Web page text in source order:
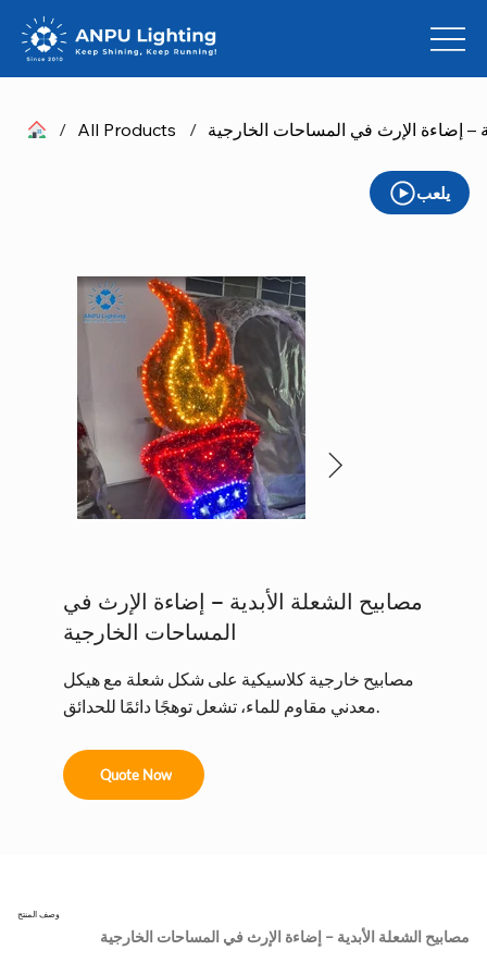
/ All Products / – إضاءة الإرث في المساحات الخارجية
يلعب
مصابيح الشعلة الأبدية – إضاءة الإرث في
المساحات الخارجية
مصابيح خارجية كلاسيكية على شكل شعلة مع هيكل
Quote Now
وصف المنتج
مصابيح الشعلة الأبدية – إضاءة الإرث في المساحات الخارجية